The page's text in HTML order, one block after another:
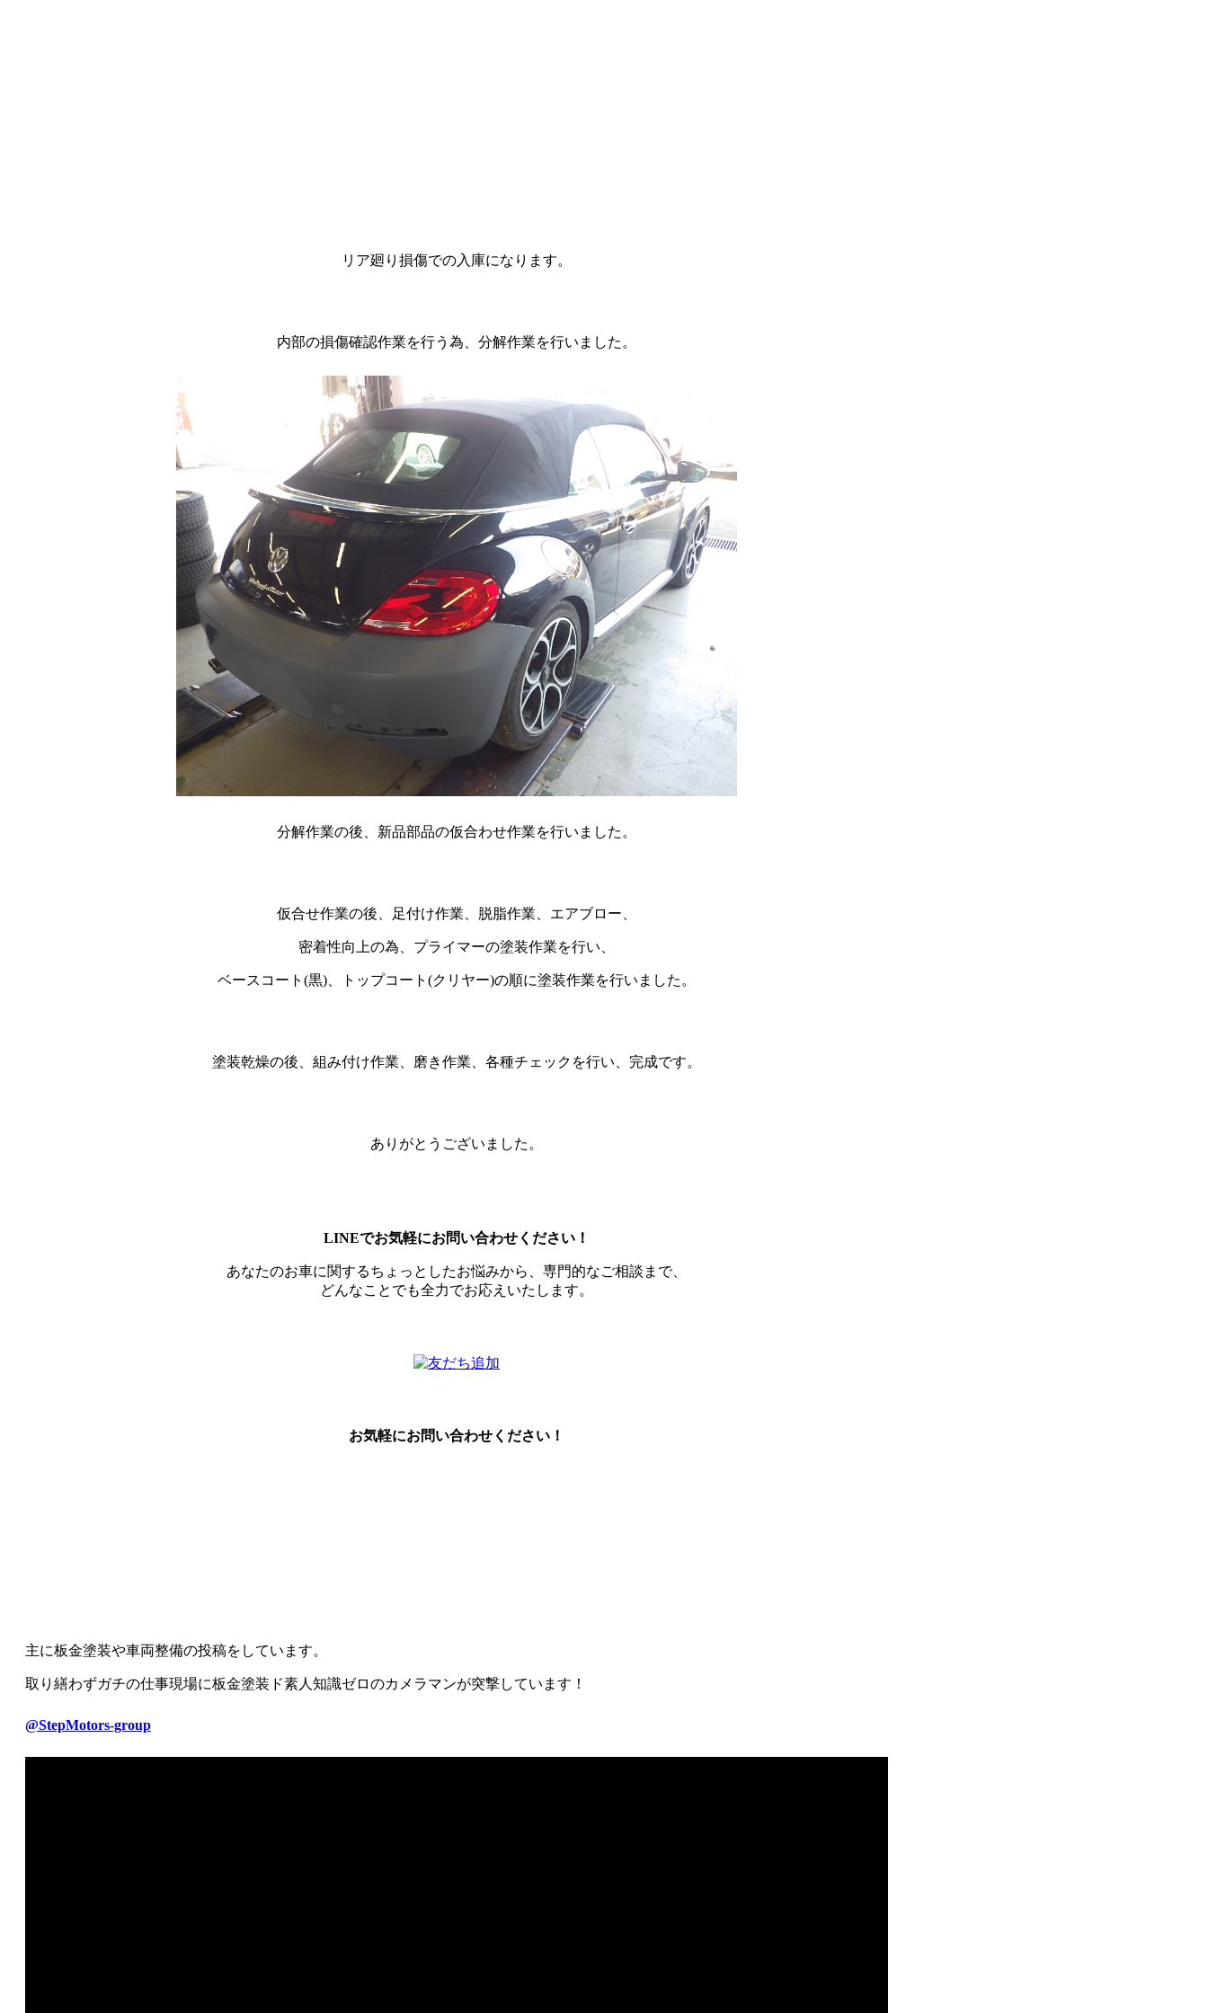
リア廻り損傷での入庫になります。
内部の損傷確認作業を行う為、分解作業を行いました。
分解作業の後、新品部品の仮合わせ作業を行いました。
仮合せ作業の後、足付け作業、脱脂作業、エアブロー、
密着性向上の為、プライマーの塗装作業を行い、
ベースコート(黒)、トップコート(クリヤー)の順に塗装作業を行いました。
塗装乾燥の後、組み付け作業、磨き作業、各種チェックを行い、完成です。
ありがとうございました。
LINEでお気軽にお問い合わせください！
あなたのお車に関するちょっとしたお悩みから、専門的なご相談まで、
どんなことでも全力でお応えいたします。
お気軽にお問い合わせください！
主に板金塗装や車両整備の投稿をしています。
取り繕わずガチの仕事現場に板金塗装ド素人知識ゼロのカメラマンが突撃しています！
@StepMotors-group